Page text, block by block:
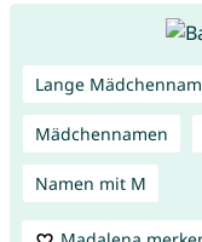
Lange
Mädchennamen
Namen mit M